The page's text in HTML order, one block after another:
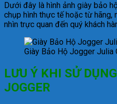
Dưới đây là hình ảnh giày bảo
chụp hình thực tế hoặc từ hãng,
nhìn trực quan đến quý khách
Giày Bảo Hộ Jogger Julia
LƯU Ý KHI SỬ
JOGGER